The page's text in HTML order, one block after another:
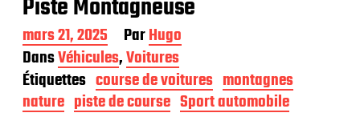
Piste Montagneuse
D
a
t
e
d
e
mars 21, 2025 ParHugo
DansVéhicules,Voitures
Étiquettes course de voitures montagnes
nature piste de course Sport automobile